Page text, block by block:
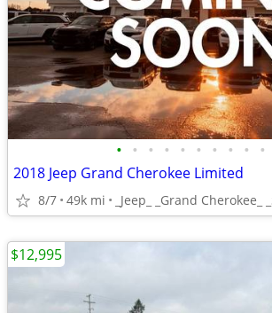
• • • • • • • • • •
2018 Jeep Grand Cherokee Limited
8/7 49k mi _Jeep_ _Grand Cherokee_
$12,995